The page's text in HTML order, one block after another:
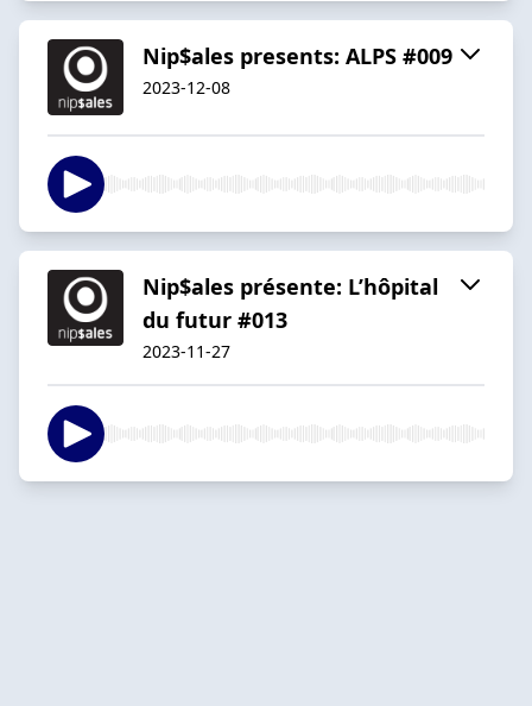
Nip$ales presents: ALPS #009
2023-12-08
Nip$ales présente: L’hôpital
du futur #013
2023-11-27